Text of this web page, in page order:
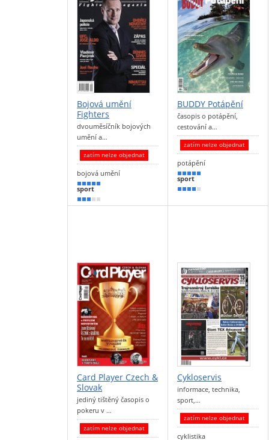
Bojová umění
Fighters
dvouměsíčník bojových
umění a…
zatím nelze objednat
bojová umění
90 %
sport
50 %
BUDDY Potápění
časopis o potápění,
cestování a…
zatím nelze objednat
potápění
90 %
sport
70 %
Card Player Czech &
Slovak
jediný tištěný časopis o
pokeru v …
zatím nelze objednat
Cykloservis
informace, technika,
sport,…
zatím nelze objednat
cyklistika